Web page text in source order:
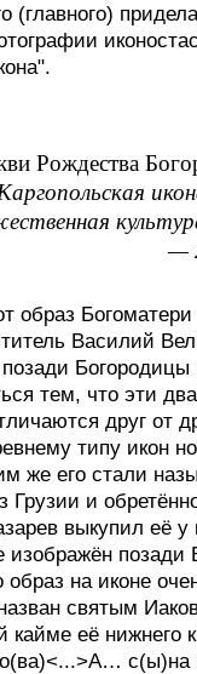
(главного)
Рождества
—
образ
Василий
тем, что эти
друг
типу икон
же его стали
и
выкупил её у
изображён
образ на иконе
святым
кайме её нижнего
с(ы)на